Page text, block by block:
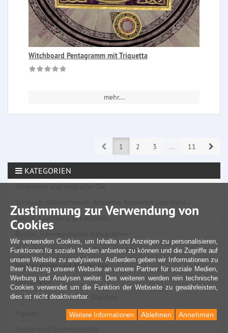
Witchboard Pentagramm mit Triquetta
mehr...
1 2 3 ... 11
KATEGORIEN
Beutel, Taschen und Kästchen
Divination, Witchboards, Pendel und mehr
Dreamcatcher und Windspiele
Duftlampen
Elixier und Alchemisten Flaschen
Zustimmung zur Verwendung von
Cookies
Wir verwenden Cookies, um Inhalte und Anzeigen zu personalisieren,
Funktionen für soziale Medien anbieten zu können und die Zugriffe auf
unsere Website zu analysieren. Außerdem geben wir Informationen zu
Ihrer Nutzung unserer Website an unsere Partner für soziale Medien,
Werbung und Analysen weiter. Des weiteren werden rein technische
Cookies verwendet um die Funktion der Webseite zu gewährleisten,
dies ist nicht deaktivierbar.
Annehmen
Ablehnen
Weitere Informationen